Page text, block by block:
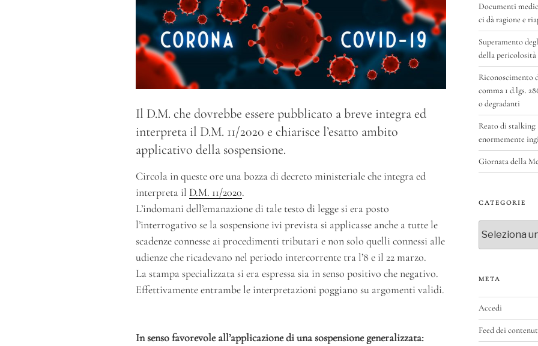
Il D.M. che dovrebbe essere pubblicato a breve integra ed
interpreta il D.M. 11/2020 e chiarisce l’esatto ambito
applicativo della sospensione.
Circola in queste ore una bozza di decreto ministeriale che integra ed
interpreta il D.M. 11/2020.
L’indomani dell’emanazione di tale testo di legge si era posto
l’interrogativo se la sospensione ivi prevista si applicasse anche a tutte le
scadenze connesse ai procedimenti tributari e non solo quelli connessi alle
udienze che ricadevano nel periodo intercorrente tra l’8 e il 22 marzo.
La stampa specializzata si era espressa sia in senso positivo che negativo.
Effettivamente entrambe le interpretazioni poggiano su argomenti validi.
In senso favorevole all’applicazione di una sospensione generalizzata:
Documenti
ci dà ragione e
Superamento
della pericolosità
Riconoscimento
comma 1 d.lgs.
o degradanti
Reato di stalking:
enormemente
Giornata della
CATEGORIE
META
Accedi
Feed dei